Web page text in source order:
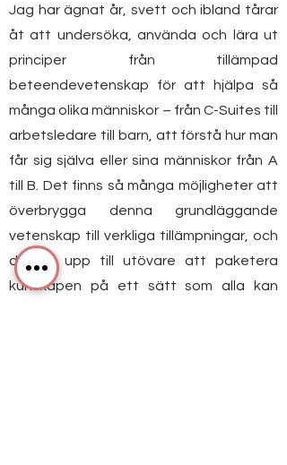
Jag har ägnat år, svett och ibland tårar
åt att undersöka, använda och lära ut
principer från tillämpad
beteendevetenskap för att hjälpa så
många olika människor – från C-Suites till
arbetsledare till barn, att förstå hur man
får sig själva eller sina människor från A
till B. Det finns så många möjligheter att
överbrygga denna grundläggande
vetenskap till verkliga tillämpningar, och
det är upp till utövare att paketera
kunskapen på ett sätt som alla kan